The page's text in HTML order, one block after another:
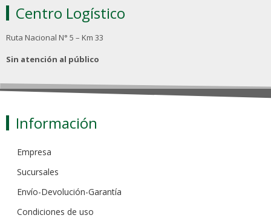
Centro Logístico
Ruta Nacional N° 5 – Km 33
Sin atención al público
Información
Empresa
Sucursales
Envío-Devolución-Garantía
Condiciones de uso